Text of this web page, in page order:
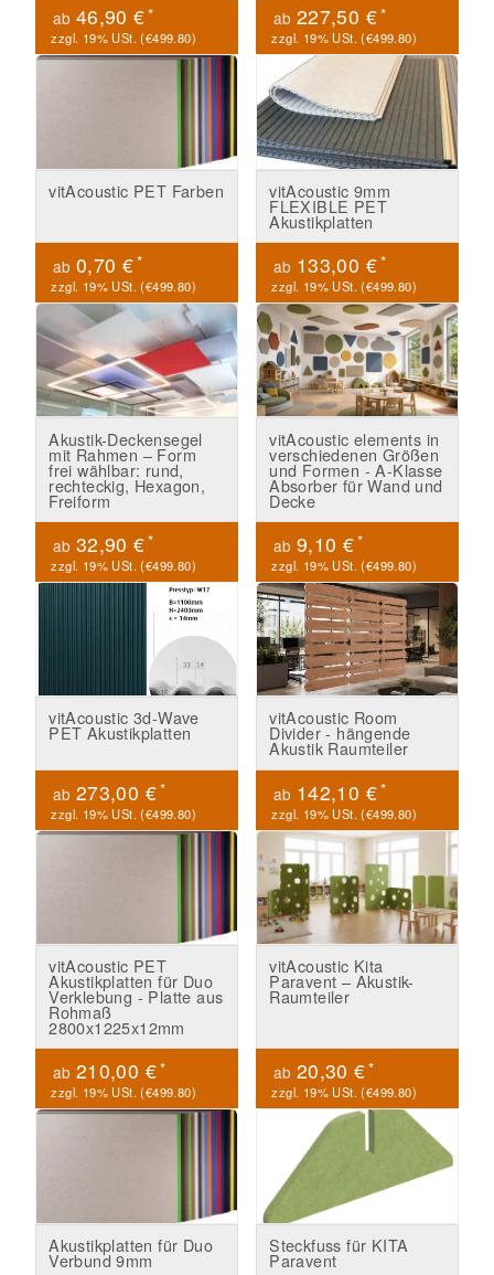
ab 46,90 €*
zzgl. 19% USt. (€499.80)
ab 227,50 €*
zzgl. 19% USt. (€499.80)
vitAcoustic PET Farben
ab 0,70 €*
zzgl. 19% USt. (€499.80)
vitAcoustic 9mm
FLEXIBLE PET
Akustikplatten
ab 133,00 €*
zzgl. 19% USt. (€499.80)
Akustik-Deckensegel
mit Rahmen – Form
frei wählbar: rund,
rechteckig, Hexagon,
Freiform
ab 32,90 €*
zzgl. 19% USt. (€499.80)
vitAcoustic elements in
verschiedenen Größen
und Formen - A-Klasse
Absorber für Wand und
Decke
ab 9,10 €*
zzgl. 19% USt. (€499.80)
vitAcoustic 3d-Wave
PET Akustikplatten
ab 273,00 €*
zzgl. 19% USt. (€499.80)
vitAcoustic Room
Divider - hängende
Akustik Raumteiler
ab 142,10 €*
zzgl. 19% USt. (€499.80)
vitAcoustic PET
Akustikplatten für Duo
Verklebung - Platte aus
Rohmaß
2800x1225x12mm
ab 210,00 €*
zzgl. 19% USt. (€499.80)
vitAcoustic Kita
Paravent – Akustik-
Raumteiler
ab 20,30 €*
zzgl. 19% USt. (€499.80)
Akustikplatten für Duo
Verbund 9mm
Steckfuss für KITA
Paravent